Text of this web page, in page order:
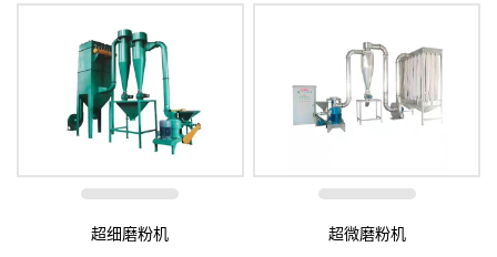
超细磨粉机 超微磨粉机